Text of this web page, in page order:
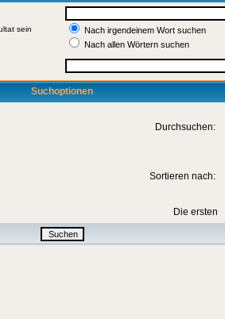
sein
Nach irgendeinem Wort suchen
Nach allen Wörtern suchen
Suchoptionen
Durchsuchen:
Sortieren nach:
Die ersten